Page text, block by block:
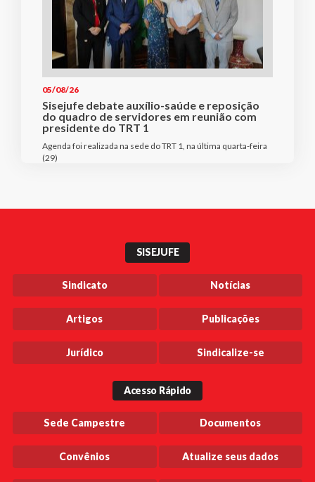
05/08/26
Sisejufe debate auxílio-saúde e reposição
do quadro de servidores em reunião com
presidente do TRT 1
Agenda foi realizada na sede do TRT 1, na última quarta-feira
(29)
SISEJUFE
Sindicato Notícias
Artigos Publicações
Jurídico Sindicalize-se
Acesso Rápido
Sede Campestre Documentos
Convênios Atualize seus dados